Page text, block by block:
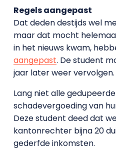
Regels aangepast
Dat deden destijds wel
maar dat mocht
in het nieuws kwam,
aangepast. De student
jaar later weer vervolgen.
Lang niet alle
schadevergoeding van
Deze student deed dat
kantonrechter bijna 20
gederfde inkomsten.